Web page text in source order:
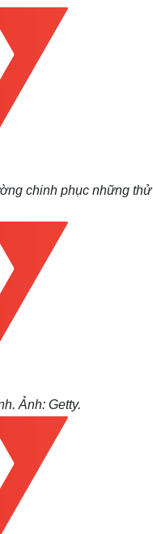
chinh phục những thử
Ảnh: Getty.